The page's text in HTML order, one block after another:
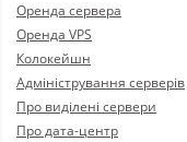
Оренда сервера
Оренда VPS
Колокейшн
Адміністрування серверів
Про виділені сервери
Про дата-центр